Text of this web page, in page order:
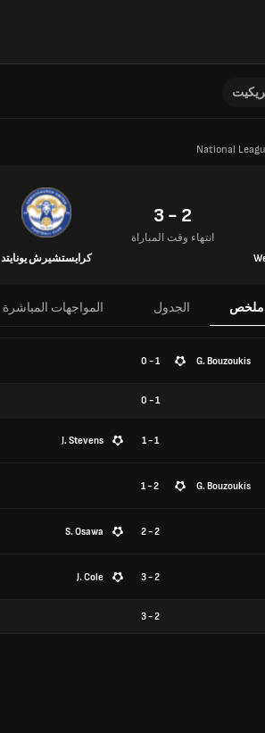
National
2 - 3
انتهاء وقت المباراة
كرايستشيرش يونايتد
ملخص الجدول المواجهات المباشرة
G. Bouzoukis
1 - 0
1
-
0
1 - 1
J. Stevens
G. Bouzoukis
2 - 1
2 - 2
S. Osawa
2 - 3
J. Cole
2
-
3